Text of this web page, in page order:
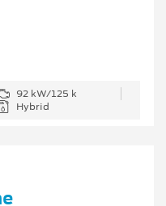
92 kW/125 k
Hybrid